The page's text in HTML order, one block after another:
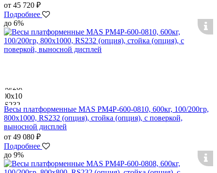
от 45 720 ₽
Подробнее
до 6%
Весы платформенные MAS PM4P-600-0810, 600кг, 100/200гр,
800х1000, RS232 (опция), стойка (опция), с поверкой,
выносной дисплей
от 49 080 ₽
Подробнее
до 9%